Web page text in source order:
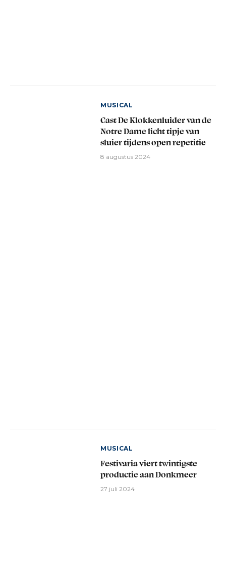
MUSICAL
Cast De Klokkenluider van de
Notre Dame licht tipje van
sluier tijdens open repetitie
8 augustus 2024
MUSICAL
Festivaria viert twintigste
productie aan Donkmeer
27 juli 2024